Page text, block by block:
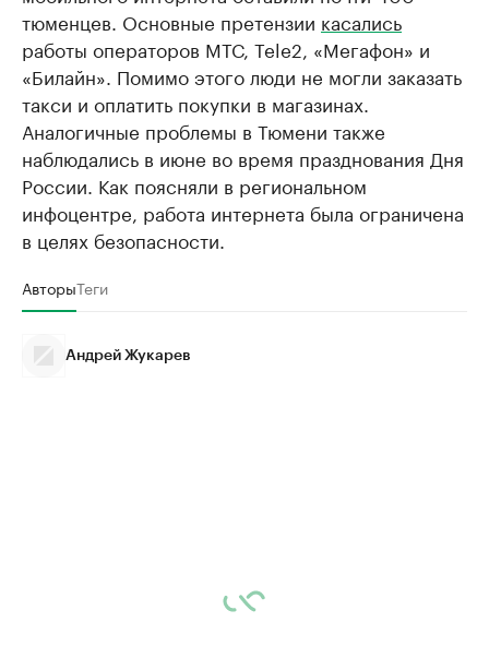
тюменцев. Основные претензии касались
работы операторов МТС, Tele2, «Мегафон» и
«Билайн». Помимо этого люди не могли заказать
такси и оплатить покупки в магазинах.
Аналогичные проблемы в Тюмени также
наблюдались в июне во время празднования Дня
России. Как поясняли в региональном
инфоцентре, работа интернета была ограничена
в целях безопасности.
АвторыТеги
Андрей Жукарев